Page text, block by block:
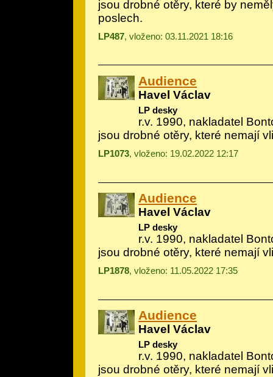
jsou drobné otěry, které by
poslech.
LP487, vloženo: 03.11.2021 18:16
Audience
Havel Václav
LP desky
r.v. 1990, nakladatel
jsou drobné otěry, které nemají
LP1073, vloženo: 19.02.2022 12:17
Audience
Havel Václav
LP desky
r.v. 1990, nakladatel
jsou drobné otěry, které nemají
LP1878, vloženo: 11.05.2022 17:35
Audience
Havel Václav
LP desky
r.v. 1990, nakladatel
jsou drobné otěry, které nemají